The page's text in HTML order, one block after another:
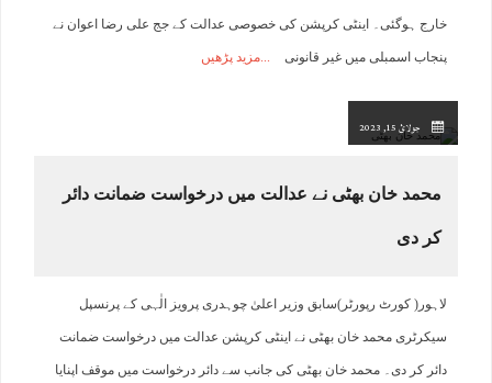
خارج ہوگئی۔ اینٹی کرپشن کی خصوصی عدالت کے جج علی رضا اعوان نے
پنجاب اسمبلی میں غیر قانونی مزید پڑھیں
جولائ 15, 2023
محمد خان بھٹی نے عدالت میں درخواست ضمانت دائر
کر دی
لاہور( کورٹ رپورٹر)سابق وزیر اعلیٰ چوہدری پرویز الٰہی کے پرنسپل
سیکرٹری محمد خان بھٹی نے اینٹی کرپشن عدالت میں درخواست ضمانت
دائر کر دی۔ محمد خان بھٹی کی جانب سے دائر درخواست میں موقف اپنایا